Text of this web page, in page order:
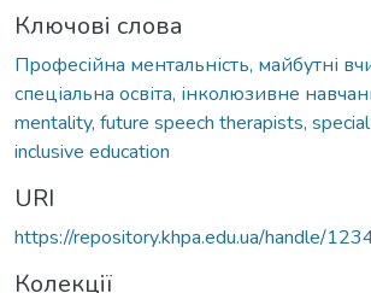
Ключові слова
Професійна ментальність, майбутні
спеціальна освіта, інколюзивне
mentality, future speech therapists,
inclusive education
URI
https://repository.khpa.edu.ua/handle/
Колекції